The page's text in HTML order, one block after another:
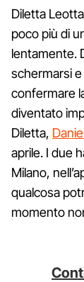
Diletta
poco più di
lentamente.
schermarsi
confermare
diventato
Diletta,
aprile. I due
Milano,
qualcosa
momento